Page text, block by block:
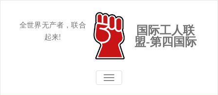
content全世界无产者，联合
起来!
国际工人联
盟-第四国际
切换导航